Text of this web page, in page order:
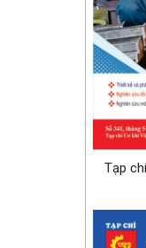
Tạp